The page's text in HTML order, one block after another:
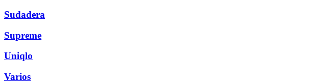
Sudadera
Supreme
Uniqlo
Varios